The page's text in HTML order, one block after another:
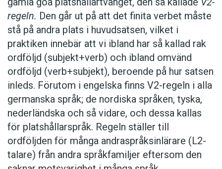
regeln. Den går ut på att det finita verbet måste
stå på andra plats i huvudsatsen, vilket i
praktiken innebär att vi ibland har så kallad rak
ordföljd (subjekt+verb) och ibland omvänd
ordföljd (verb+subjekt), beroende på hur satsen
inleds. Förutom i engelska finns V2-regeln i alla
germanska språk; de nordiska språken, tyska,
nederländska och så vidare, och dessa kallas
för platshållarspråk. Regeln ställer till
ordföljden för många andraspråksinlärare (L2-
talare) från andra språkfamiljer eftersom den